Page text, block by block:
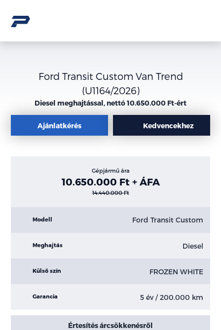
Ford Transit Custom Van Trend
(U1164/2026)
Diesel meghajtással, nettó 10.650.000 Ft-ért
Ajánlatkérés Kedvencekhez
Gépjármű ára
10.650.000 Ft + ÁFA
14.440.000 Ft
Modell Ford Transit Custom
Meghajtás Diesel
Külső szín FROZEN WHITE
Garancia 5 év / 200.000 km
Értesítés árcsökkenésről